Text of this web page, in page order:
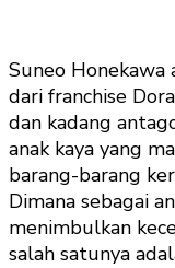
Suneo
dari franchise
dan kadang
anak kaya yang
barang-barang
Dimana sebagai
menimbulkan
salah satunya